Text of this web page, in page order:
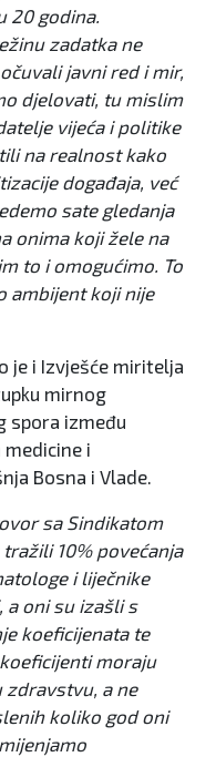
20 godina.
zadatka ne
javni red i mir,
djelovati, tu mislim
vijeća i politike
na realnost kako
događaja, već
sate gledanja
onima koji žele na
to i omogućimo. To
ambijent koji nije
je i Izvješće miritelja
mirnog
spora između
i
Bosna i Vlade.
sa Sindikatom
10% povećanja
i liječnike
a oni su izašli s
koeficijenata te
moraju
zdravstvu, a ne
koliko god oni